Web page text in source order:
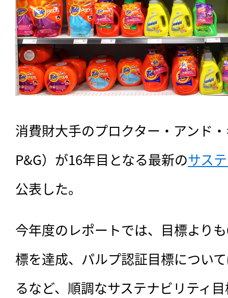
消費財大手のプロクター・アンド
P&G）が16年目となる最新のサス
公表した。
今年度のレポートでは、目標より
標を達成、パルプ認証目標につい
るなど、順調なサステナビリティ